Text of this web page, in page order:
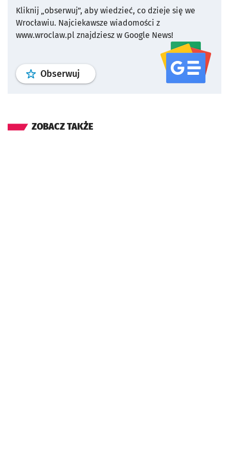
Kliknij „obserwuj”, aby wiedzieć, co dzieje się we
Wrocławiu. Najciekawsze wiadomości z
www.wroclaw.pl znajdziesz w Google News!
Obserwuj profil serwisu
ZOBACZ TAKŻE